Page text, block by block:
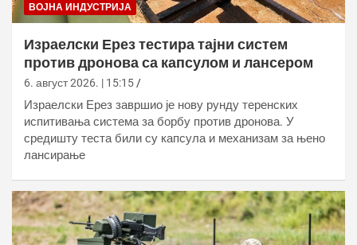
ВОЈНА ИНДУСТРИЈА
Израелски Ерез тестира тајни систем
против дронова са капсулом и лансером
6. август 2026. | 15:15
Израелски Ерез завршио је нову рунду теренских
испитивања система за борбу против дронова. У
средишту теста били су капсула и механизам за њено
лансирање